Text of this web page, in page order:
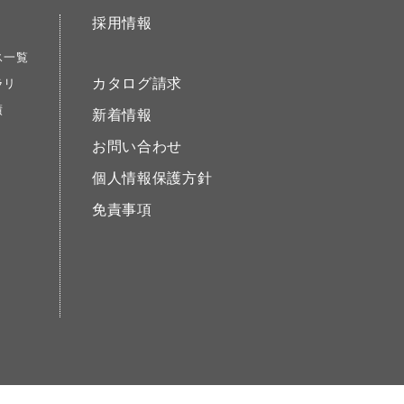
一覧
採用情報
カタログ請求
新着情報
お問い合わせ
個人情報保護方針
免責事項